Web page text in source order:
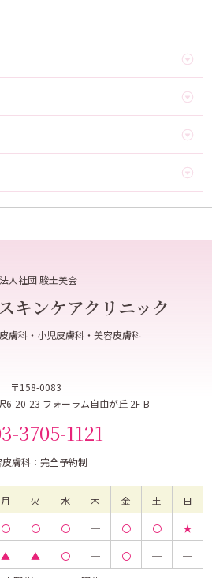
人社団 駿圭美会
キンケアクリニック
膚科・小児皮膚科・美容皮膚科
〒158-0083
6-20-23 フォーラム自由が丘 2F-B
3705-1121
膚科：完全予約制
月 火 水 木 金 土 日
〇 〇 〇 ─ 〇 〇 ★
▲ ▲ 〇 ─ 〇 ─
─